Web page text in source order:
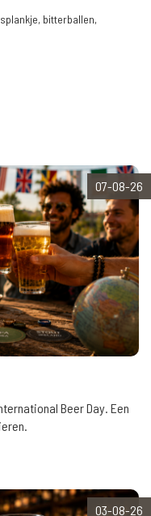
bitterballen,
07-08-26
Beer Day. Een
03-08-26